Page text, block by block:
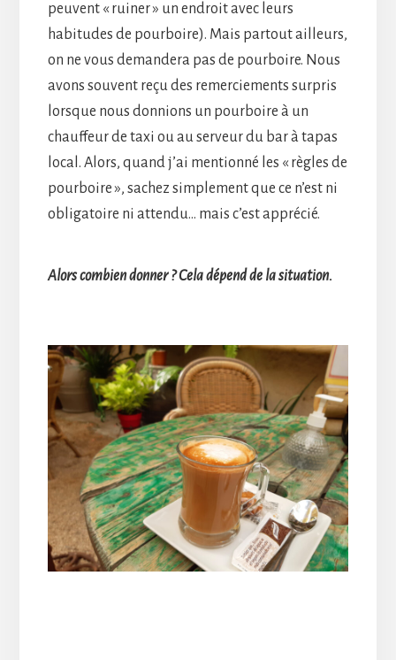
peuvent « ruiner » un endroit avec leurs
habitudes de pourboire). Mais partout ailleurs,
on ne vous demandera pas de pourboire. Nous
avons souvent reçu des remerciements surpris
lorsque nous donnions un pourboire à un
chauffeur de taxi ou au serveur du bar à tapas
local. Alors, quand j’ai mentionné les « règles de
pourboire », sachez simplement que ce n’est ni
obligatoire ni attendu… mais c’est apprécié.
Alors combien donner ? Cela dépend de la situation.